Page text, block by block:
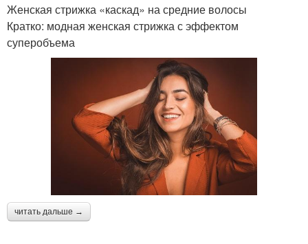
Женская стрижка «каскад» на средние волосы
Кратко: модная женская стрижка с эффектом
суперобъема
читать дальше →